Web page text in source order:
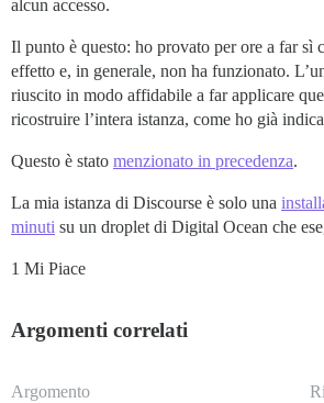
alcun accesso.
Il punto è questo: ho provato per ore a far sì
effetto e, in generale, non ha funzionato.
riuscito in modo affidabile a far applicare
ricostruire l’intera istanza, come ho già
Questo è stato menzionato in precedenza.
La mia istanza di Discourse è solo una
minuti su un droplet di Digital Ocean che
1 Mi Piace
Argomenti correlati
Argomento